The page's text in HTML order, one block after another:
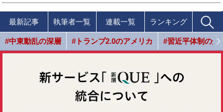
最新記事 執筆者一覧 連載一覧 ランキング
#中東動乱の深層 #トランプ2.0のアメリカ #習近平体制の光